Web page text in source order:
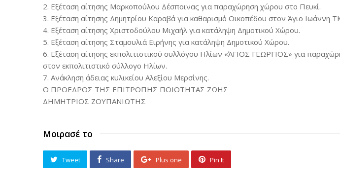
2. Εξέταση αίτησης Μαρκοπούλου Δέσποινας για παραχώρηση χώρου στο Πευκί.
3. Εξέταση αίτησης Δημητρίου Καραβά για καθαρισμό Οικοπέδου στον Άγιο Ιωάννη
4. Εξέταση αίτησης Χριστοδούλου Μιχαήλ για κατάληψη Δημοτικού Χώρου.
5. Εξέταση αίτησης Σταμουλιά Ειρήνης για κατάληψη Δημοτικού Χώρου.
6. Εξέταση αίτησης εκπολιτιστικού συλλόγου Ηλίων «ΆΓΙΟΣ ΓΕΩΡΓΙΟΣ» για
στον εκπολιτιστικό σύλλογο Ηλίων.
7. Ανάκληση άδειας κυλικείου Αλεξίου Μερσίνης.
Ο ΠΡΟΕΔΡΟΣ ΤΗΣ ΕΠΙΤΡΟΠΗΣ ΠΟΙΟΤΗΤΑΣ ΖΩΗΣ
ΔΗΜΗΤΡΙΟΣ ΖΟΥΠΑΝΙΩΤΗΣ
Μοιρασέ το
Tweet Share Plus one Pin It